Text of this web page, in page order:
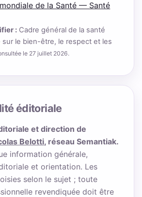
de la Santé — Santé
: Cadre général de la santé
le bien-être, le respect et les
le 27 juillet 2026.
éditoriale
et direction de
Belotti, réseau Semantiak.
information générale,
et orientation. Les
selon le sujet ; toute
revendiquée doit être